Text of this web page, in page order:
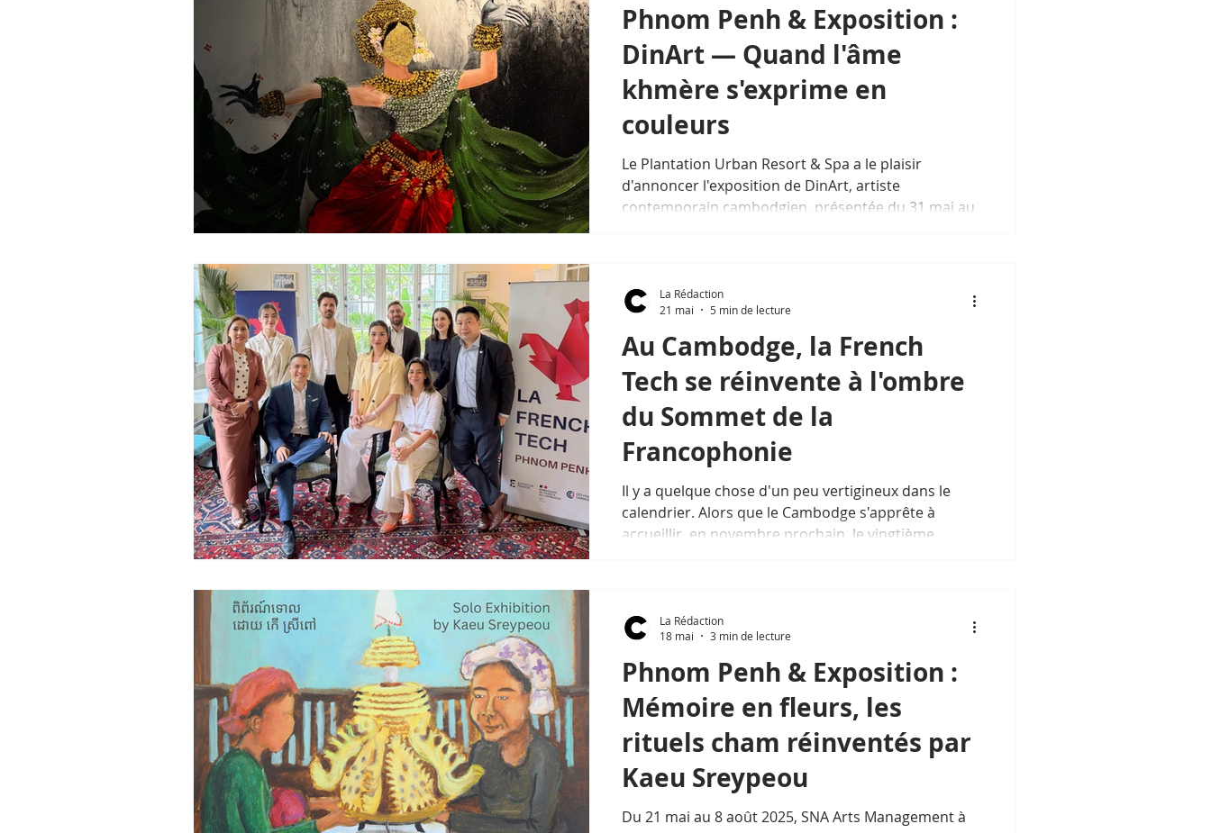
Phnom Penh & Exposition :
DinArt — Quand l'âme
khmère s'exprime en
couleurs
Le Plantation Urban Resort & Spa a le plaisir
d'annoncer l'exposition de DinArt, artiste
contemporain cambodgien, présentée du 31 mai au
d'un pays.
Au Cambodge, la French
Tech se réinvente à l'ombre
du Sommet de la
Francophonie
Il y a quelque chose d'un peu vertigineux dans le
calendrier. Alors que le Cambodge s'apprête à
accueillir, en novembre prochain, le vingtième
d'obtenir le renouvellement de son label pour la
période 2026–2028.
La Rédaction
21 mai
5 min de lecture
Phnom Penh & Exposition :
Mémoire en fleurs, les
rituels cham réinventés par
Kaeu Sreypeou
Du 21 mai au 8 août 2025, SNA Arts Management à
La Rédaction
18 mai
3 min de lecture